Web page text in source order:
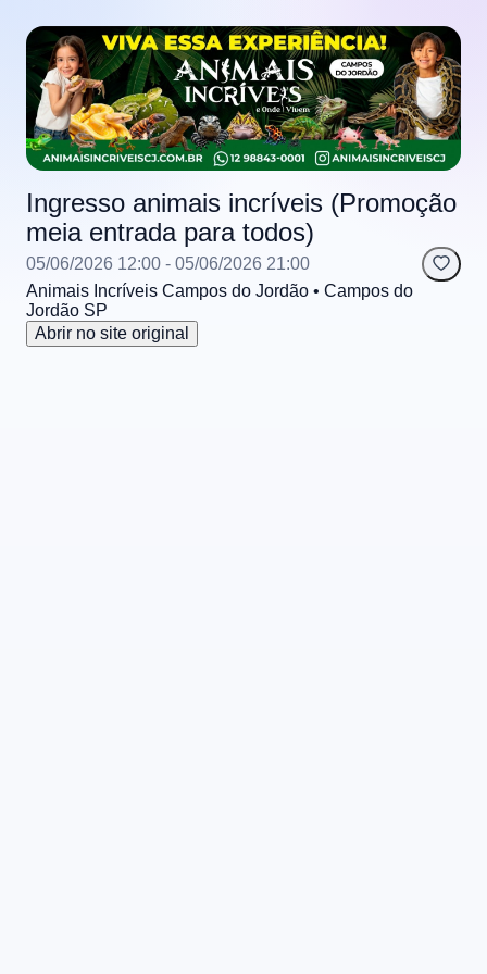
Ingresso animais incríveis (Promoção
meia entrada para todos)
05/06/2026 12:00 - 05/06/2026 21:00
Animais Incríveis Campos do Jordão • Campos do
Jordão SP
Abrir no site original